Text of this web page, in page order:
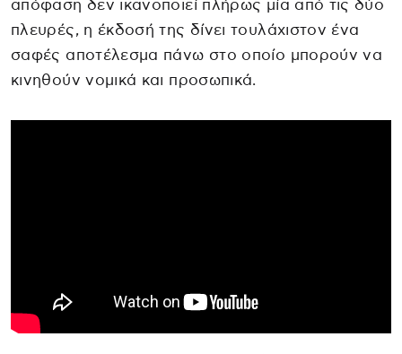
απόφαση δεν ικανοποιεί πλήρως μία από τις δύο
πλευρές, η έκδοσή της δίνει τουλάχιστον ένα
σαφές αποτέλεσμα πάνω στο οποίο μπορούν να
κινηθούν νομικά και προσωπικά.